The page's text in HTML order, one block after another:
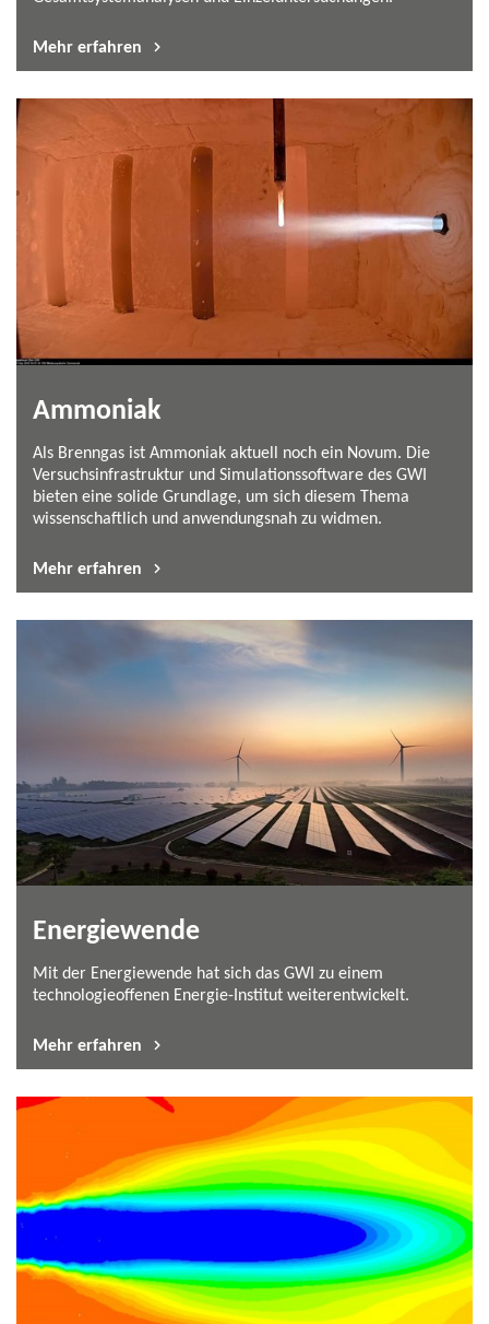
Ammoniak
Als Brenngas ist Ammoniak aktuell noch ein Novum. Die
bieten eine solide Grundlage, um sich diesem Thema
wissenschaftlich und anwendungsnah zu widmen.
Mehr erfahren
Energiewende
Mit der Energiewende hat sich das GWI zu einem
Mehr erfahren
CFD-​Simulation